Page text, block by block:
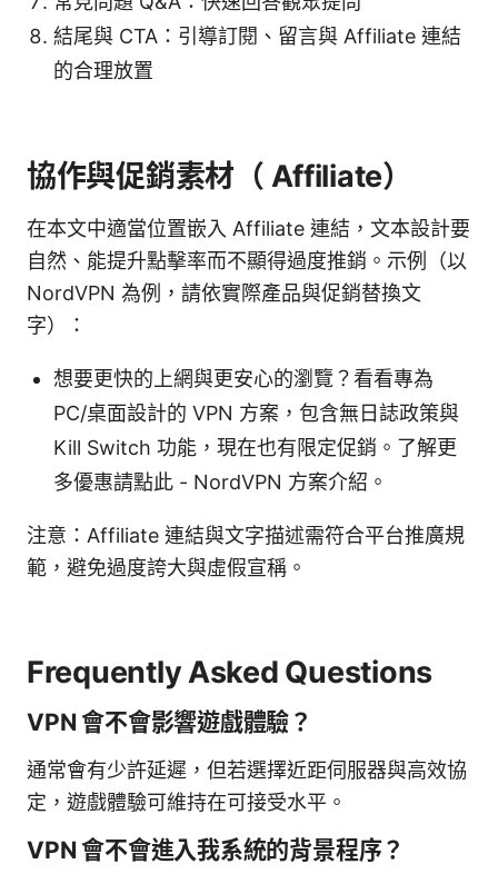
結尾與 CTA：引導訂閱、留言與 Affiliate 連結
的合理放置
協作與促銷素材（ Affiliate）
在本文中適當位置嵌入 Affiliate 連結，文本設計要
自然、能提升點擊率而不顯得過度推銷。示例（以
NordVPN 為例，請依實際產品與促銷替換文
字）：
想要更快的上網與更安心的瀏覽？看看專為
PC/桌面設計的 VPN 方案，包含無日誌政策與
Kill Switch 功能，現在也有限定促銷。了解更
多優惠請點此 - NordVPN 方案介紹。
注意：Affiliate 連結與文字描述需符合平台推廣規
範，避免過度誇大與虛假宣稱。
Frequently Asked Questions
VPN 會不會影響遊戲體驗？
通常會有少許延遲，但若選擇近距伺服器與高效協
定，遊戲體驗可維持在可接受水平。
VPN 會不會進入我系統的背景程序？